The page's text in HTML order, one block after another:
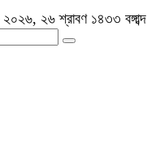
২৬ শ্রাবণ ১৪৩৩ বঙ্গাব্দ